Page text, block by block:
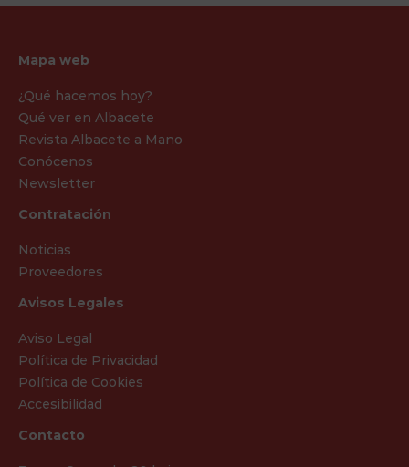
Mapa web
¿Qué hacemos hoy?
Qué ver en Albacete
Revista Albacete a Mano
Conócenos
Newsletter
Contratación
Noticias
Proveedores
Avisos Legales
Aviso Legal
Política de Privacidad
Política de Cookies
Accesibilidad
Contacto